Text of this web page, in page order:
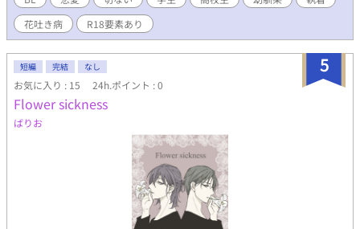
花吐き病
R18要素あり
5
短編 完結 なし
お気に入り : 15 24h.ポイント : 0
Flower sickness
ばりお